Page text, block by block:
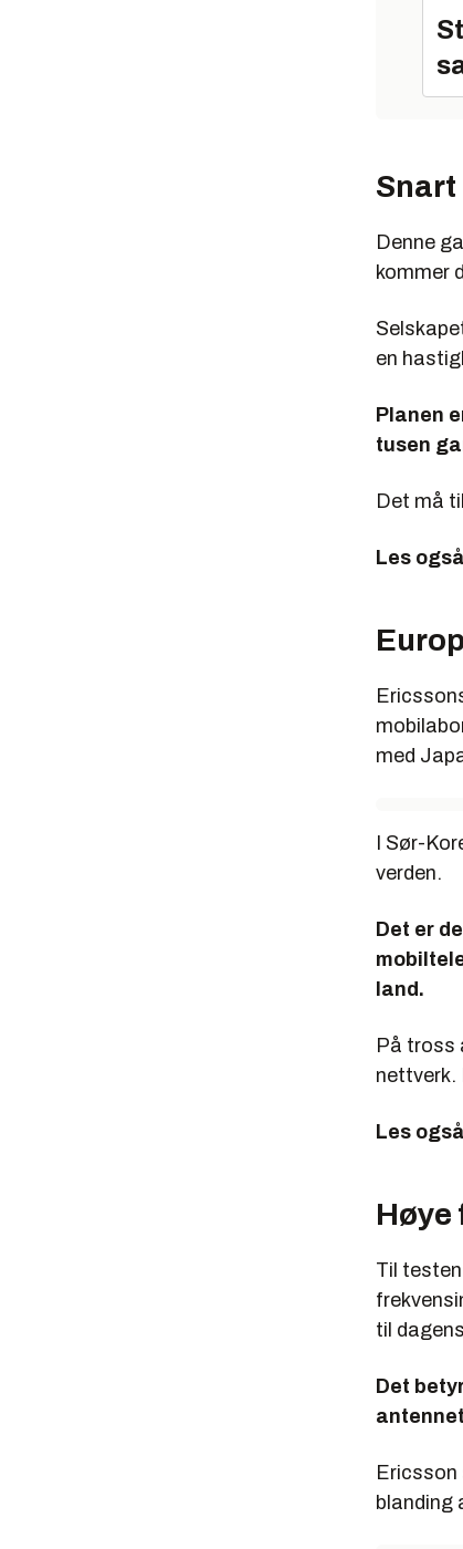
Snart
Denne
kommer
en
Planen
tusen
Det må
Les
med
I Sør-
verden.
Det er
land.
På tross
nettverk.
Les
Høye
Til
til
Det
Ericsson
blanding